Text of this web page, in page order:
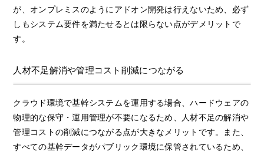
が、オンプレミスのようにアドオン開発は行えないため、必ず
しもシステム要件を満たせるとは限らない点がデメリットで
す。
人材不足解消や管理コスト削減につながる
クラウド環境で基幹システムを運用する場合、ハードウェアの
物理的な保守・運用管理が不要になるため、人材不足の解消や
管理コストの削減につながる点が大きなメリットです。また、
すべての基幹データがパブリック環境に保管されているため、